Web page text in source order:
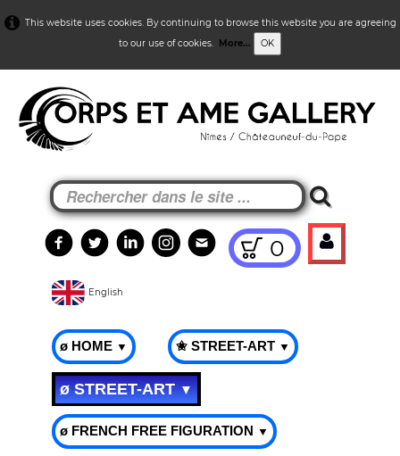
This website uses cookies. By continuing to browse this website you are agreeing
to our use of cookies. More... OK
0
English
ø HOME ▼ ✬ STREET-ART ▼
ø STREET-ART▼
ø FRENCH FREE FIGURATION ▼